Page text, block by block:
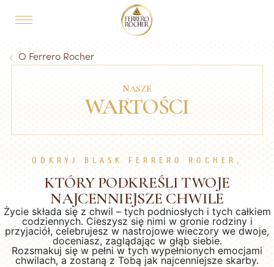
MAIN NAVIGATION
Breadcrumb
O Ferrero Rocher
NASZE
WARTOŚCI
ODKRYJ BLASK FERRERO ROCHER,
KTÓRY PODKREŚLI TWOJE
NAJCENNIEJSZE CHWILE
Życie składa się z chwil – tych podniosłych i tych całkiem
codziennych. Cieszysz się nimi w gronie rodziny i
przyjaciół, celebrujesz w nastrojowe wieczory we dwoje,
doceniasz, zaglądając w głąb siebie.
Rozsmakuj się w pełni w tych wypełnionych emocjami
chwilach, a zostaną z Tobą jak najcenniejsze skarby.